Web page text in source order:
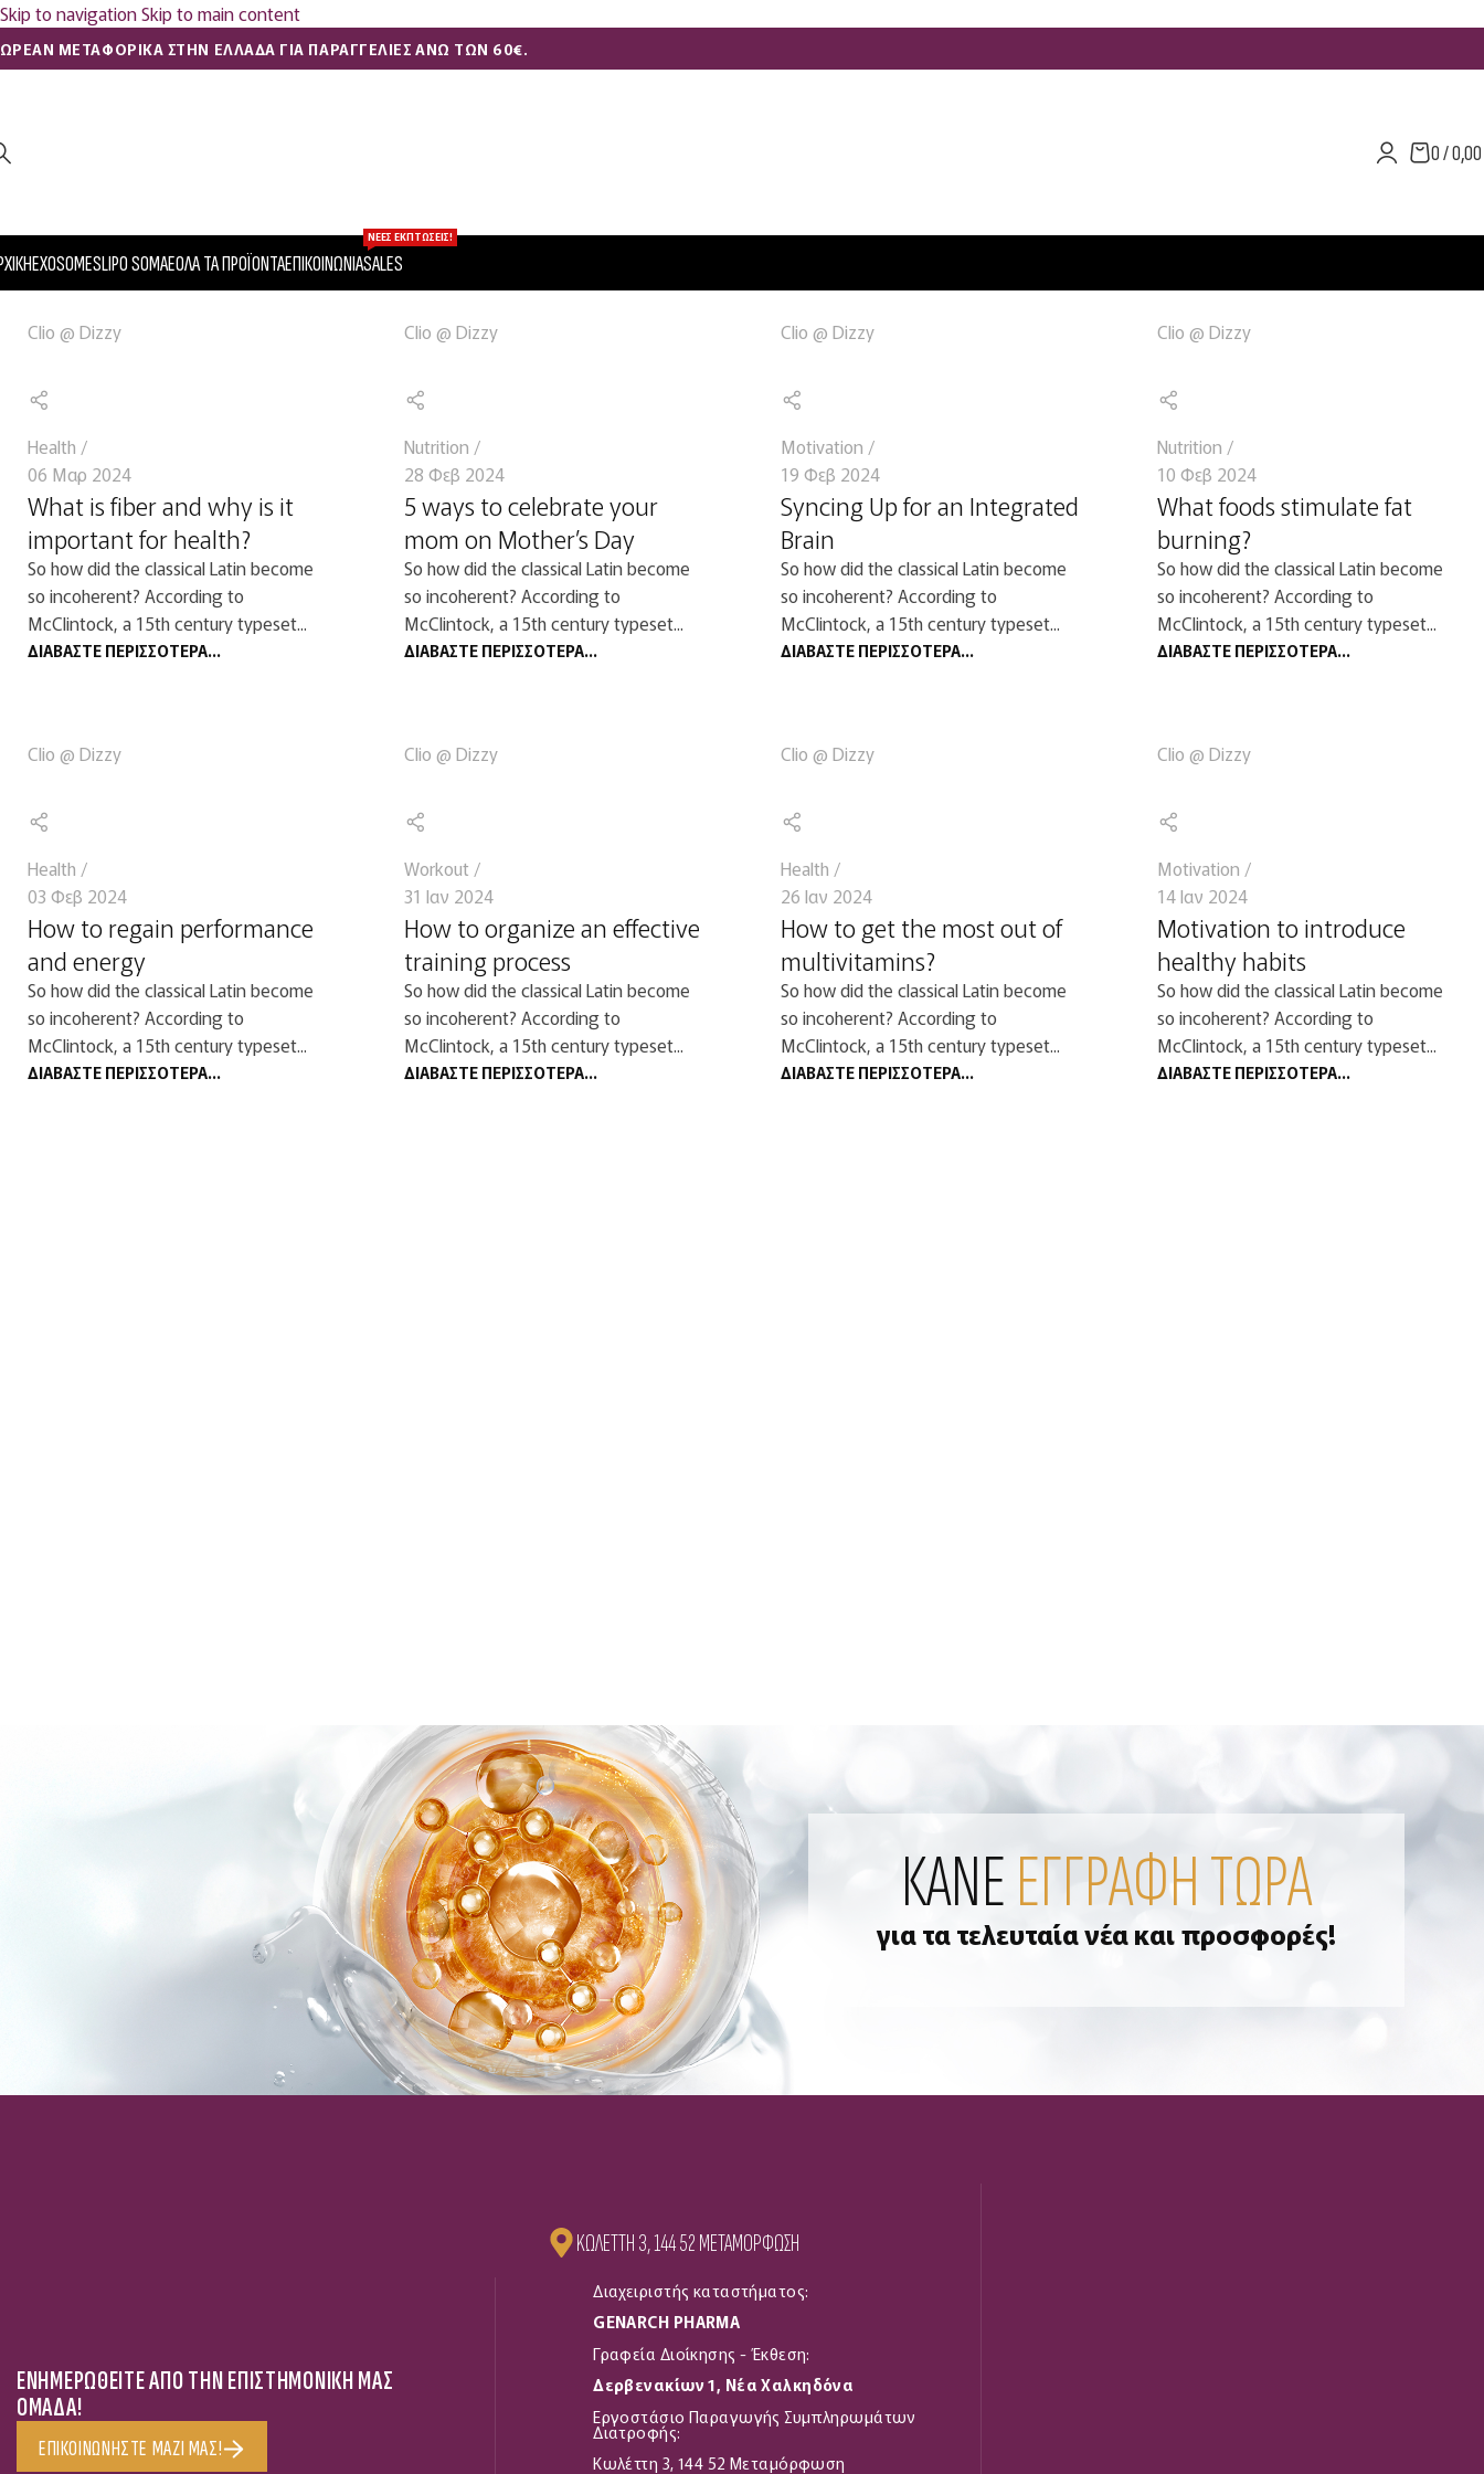
Skip to navigationSkip to main content
ΜΕΤΑΦΟΡΙΚΑ ΣΤΗΝ ΕΛΛΑΔΑ ΓΙΑ ΠΑΡΑΓΓΕΛΙΕΣ ΑΝΩ ΤΩΝ 60€.
0/0,00
EXOSOMESLIPO SOMAEΌΛΑ ΤΑ ΠΡΟΪΌΝΤΑΕΠΙΚΟΙΝΩΝΊΑSALES
ΝΈΕΣ ΕΚΠΤΏΣΕΙΣ!
Clio @ Dizzy
Health
06 Μαρ 2024
What is fiber and why is it
important for health?
So how did the classical Latin become
so incoherent? According to
McClintock, a 15th century typeset...
ΔΙΑΒΆΣΤΕ ΠΕΡΙΣΣΌΤΕΡΑ...
Clio @ Dizzy
Nutrition
28 Φεβ 2024
5 ways to celebrate your
mom on Mother’s Day
So how did the classical Latin become
so incoherent? According to
McClintock, a 15th century typeset...
ΔΙΑΒΆΣΤΕ ΠΕΡΙΣΣΌΤΕΡΑ...
Clio @ Dizzy
Motivation
19 Φεβ 2024
Syncing Up for an Integrated
Brain
So how did the classical Latin become
so incoherent? According to
McClintock, a 15th century typeset...
ΔΙΑΒΆΣΤΕ ΠΕΡΙΣΣΌΤΕΡΑ...
Clio @ Dizzy
Nutrition
10 Φεβ 2024
What foods stimulate fat
burning?
So how did the classical Latin become
so incoherent? According to
McClintock, a 15th century typeset...
ΔΙΑΒΆΣΤΕ ΠΕΡΙΣΣΌΤΕΡΑ...
Clio @ Dizzy
Health
03 Φεβ 2024
How to regain performance
and energy
So how did the classical Latin become
so incoherent? According to
McClintock, a 15th century typeset...
ΔΙΑΒΆΣΤΕ ΠΕΡΙΣΣΌΤΕΡΑ...
Clio @ Dizzy
Workout
31 Ιαν 2024
How to organize an effective
training process
So how did the classical Latin become
so incoherent? According to
McClintock, a 15th century typeset...
ΔΙΑΒΆΣΤΕ ΠΕΡΙΣΣΌΤΕΡΑ...
Clio @ Dizzy
Health
26 Ιαν 2024
How to get the most out of
multivitamins?
So how did the classical Latin become
so incoherent? According to
McClintock, a 15th century typeset...
ΔΙΑΒΆΣΤΕ ΠΕΡΙΣΣΌΤΕΡΑ...
Clio @ Dizzy
Motivation
14 Ιαν 2024
Motivation to introduce
healthy habits
So how did the classical Latin become
so incoherent? According to
McClintock, a 15th century typeset...
ΔΙΑΒΆΣΤΕ ΠΕΡΙΣΣΌΤΕΡΑ...
ΚΆΝΕΕΓΓΡΑΦΗ ΤΩΡΑ
για τα τελευταία νέα και προσφορές!
ΕΝΗΜΕΡΩΘΕΊΤΕ ΑΠΌ ΤΗΝ ΕΠΙΣΤΗΜΟΝΙΚΉ ΜΑΣ
ΟΜΆΔΑ!
ΕΠΙΚΟΙΝΩΝΉΣΤΕ ΜΑΖΊ ΜΑΣ!
KΩΛΈΤΤΗ 3, 144 52 ΜΕΤΑΜΌΡΦΩΣΗ
Διαχειριστής καταστήματος:
GENARCH PHARMA
Γραφεία Διοίκησης - Έκθεση:
Δερβενακίων 1, Νέα Χαλκηδόνα
Εργοστάσιο Παραγωγής Συμπληρωμάτων
Διατροφής:
Kωλέττη 3, 144 52 Μεταμόρφωση